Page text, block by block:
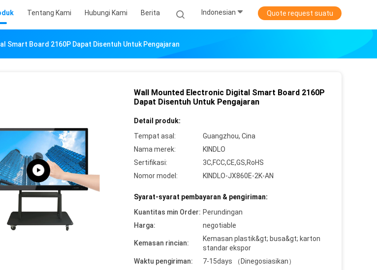
Tentang Kami Hubungi Kami Berita Indonesian Quote request suatu
Smart Board 2160P Dapat Disentuh Untuk Pengajaran
Wall Mounted Electronic Digital Smart Board 2160P
Dapat Disentuh Untuk Pengajaran
Detail produk:
Tempat asal:
Guangzhou, Cina
Nama merek:
KINDLO
Sertifikasi:
3C,FCC,CE,GS,RoHS
Nomor model:
KINDLO-JX860E-2K-AN
Syarat-syarat pembayaran & pengiriman:
Kuantitas min Order: Perundingan
Harga:
negotiable
Kemasan rincian:
Kemasan plastik&gt; busa&gt; karton
standar ekspor
Waktu pengiriman:
7-15days （Dinegosiasikan）